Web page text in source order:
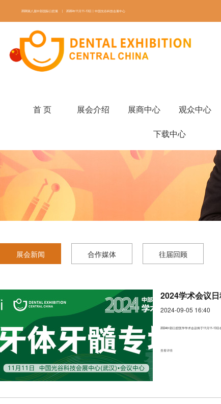
2026第八届中部国际口腔展 | 2026年11月11-13日丨中国光谷科技会展中心
首 页 展会介绍 展商中心 观众中心
下载中心
展会新闻 合作媒体 往届回顾
2024学术会议
2024-09-05 16:40
2024中部口腔医学学术会议将于11月11-13
查看详情